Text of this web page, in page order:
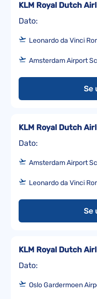
Dato:
KLM Royal Dutch
Leonardo da Vinci
Amsterdam Airport
Se
Dato:
KLM Royal Dutch
Amsterdam Airport
Leonardo da Vinci
Se
Dato:
KLM Royal Dutch
Oslo Gardermoen